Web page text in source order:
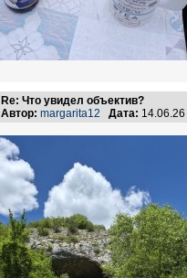
Re: Что увидел объектив?
Автор: margarita12 Дата: